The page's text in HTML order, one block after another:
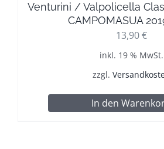
Venturini / Valpolicella
CAMPOMASUA
13,90€
inkl. 19 % MwSt.
zzgl.
In den